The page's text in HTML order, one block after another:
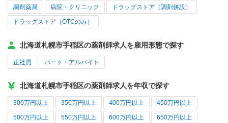
調剤薬局 病院・クリニック ドラッグストア（調剤併設）
ドラッグストア（OTCのみ）
北海道札幌市手稲区の薬剤師求人を雇用形態で探す
正社員 パート・アルバイト
北海道札幌市手稲区の薬剤師求人を年収で探す
300万円以上 350万円以上 400万円以上 450万円以上
500万円以上 550万円以上 600万円以上 650万円以上